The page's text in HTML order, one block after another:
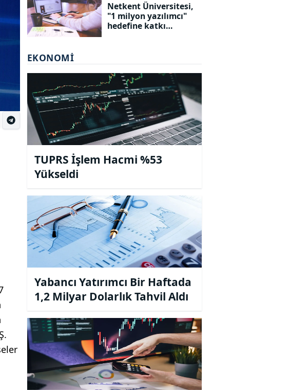
Netkent Üniversitesi,
"1 milyon yazılımcı"
hedefine katkı
EKONOMI
TUPRS İşlem Hacmi %53
Yükseldi
Yabancı Yatırımcı Bir Haftada
1,2 Milyar Dolarlık Tahvil Aldı